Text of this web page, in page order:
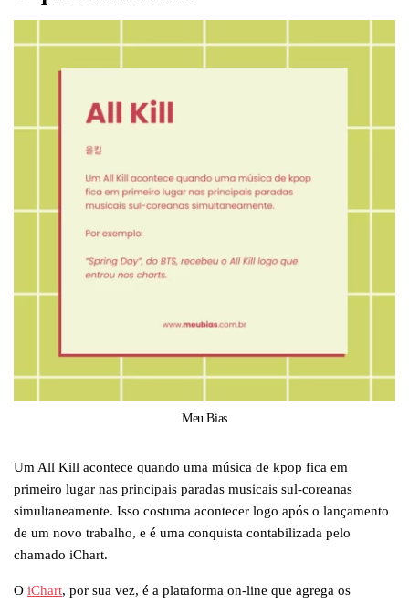
Meu Bias
Um All Kill acontece quando uma música de kpop fica em
primeiro lugar nas principais paradas musicais sul-coreanas
simultaneamente. Isso costuma acontecer logo após o lançamento
de um novo trabalho, e é uma conquista contabilizada pelo
chamado iChart.
O iChart, por sua vez, é a plataforma on-line que agrega os